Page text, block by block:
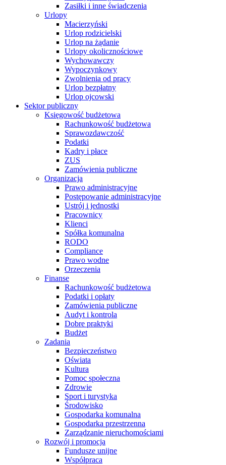
Zasiłki i inne świadczenia
Urlopy
Macierzyński
Urlop rodzicielski
Urlop na żądanie
Urlopy okolicznościowe
Wychowawczy
Wypoczynkowy
Zwolnienia od pracy
Urlop bezpłatny
Urlop ojcowski
Sektor publiczny
Księgowość budżetowa
Rachunkowość budżetowa
Sprawozdawczość
Podatki
Kadry i płace
ZUS
Zamówienia publiczne
Organizacja
Prawo administracyjne
Postępowanie administracyjne
Ustrój i jednostki
Pracownicy
Klienci
Spółka komunalna
RODO
Compliance
Prawo wodne
Orzeczenia
Finanse
Rachunkowość budżetowa
Podatki i opłaty
Zamówienia publiczne
Audyt i kontrola
Dobre praktyki
Budżet
Zadania
Bezpieczeństwo
Oświata
Kultura
Pomoc społeczna
Zdrowie
Sport i turystyka
Środowisko
Gospodarka komunalna
Gospodarka przestrzenna
Zarządzanie nieruchomościami
Rozwój i promocja
Fundusze unijne
Współpraca